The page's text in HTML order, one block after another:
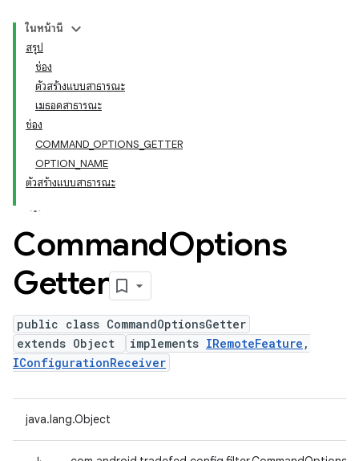
ในหน้านี้
สรุป
ช่อง
ตัวสร้างแบบสาธารณะ
เมธอดสาธารณะ
ช่อง
COMMAND_OPTIONS_GETTER
OPTION_NAME
ตัวสร้างแบบสาธารณะ
CommandOptions
Getter
public class CommandOptionsGetter
extends Object
implements IRemoteFeature ,
IConfigurationReceiver
java.lang.Object